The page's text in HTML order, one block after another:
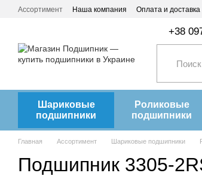
Перейти к основному контенту
Ассортимент Наша компания Оплата и доставка
+38
Шариковые
подшипники
Роликовые
подшипники
Главная Ассортимент Шариковые подшипники
Подшипник 3305-